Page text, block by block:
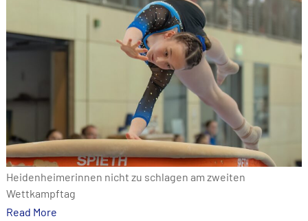
Heidenheimerinnen nicht zu schlagen am zweiten
Wettkampftag
Read More